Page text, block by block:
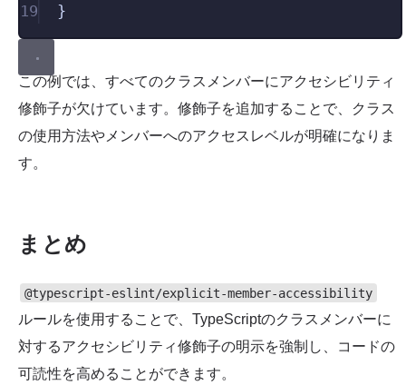
19
}
この例では、すべてのクラスメンバーにアクセシビリティ
修飾子が欠けています。修飾子を追加することで、クラス
の使用方法やメンバーへのアクセスレベルが明確になりま
す。
まとめ
@typescript-eslint/explicit-member-accessibility
ルールを使用することで、TypeScriptのクラスメンバーに
対するアクセシビリティ修飾子の明示を強制し、コードの
可読性を高めることができます。